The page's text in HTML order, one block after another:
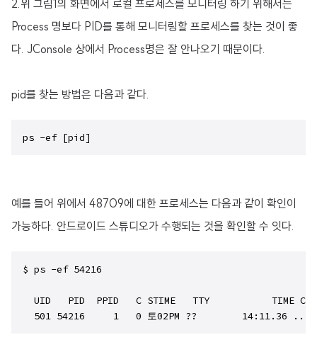
2.위 그림1의 화면에서 로컬 프로세스를 모니터링 하기 위해서는
Process 명보다 PID를 통해 모니터링할 프로세스를 찾는 것이 좋
다. JConsole 상에서 Process명은 잘 안나오기 때문이다.
pid를 찾는 방법은 다음과 같다.
ps -ef [pid]
예를 들어 위에서 48709에 대한 프로세스는 다음과 같이 확인이
가능하다. 안드로이드 스튜디오가 수행되는 것을 확인할 수 잇다.
$ ps -ef 54216
  UID   PID  PPID   C STIME   TTY           TIME CMD
501 54216     1   0 토02PM ??        14:11.36